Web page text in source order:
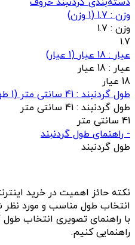
دسته‌بندی گردنبند حروف
وزن : 1.7
(
1 وزن)
عيار : 18 عیار
عيار :18 عیار
18 عیار
طول گردنبند : 41 سانتی متر
(
1
طول گردنبند :41 سانتی متر